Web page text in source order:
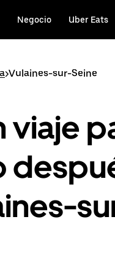
Negocio Uber Eats
>Vulaines-sur-Seine
viaje